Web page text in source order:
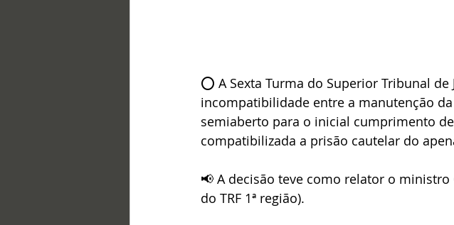
⭕ A Sexta Turma do Superior Tribunal de
incompatibilidade entre a manutenção
semiaberto para o inicial cumprimento
compatibilizada a prisão cautelar do
📢 A decisão teve como relator o
do TRF 1ª região).